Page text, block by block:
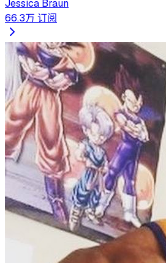
Jessica Braun
66.3万 订阅